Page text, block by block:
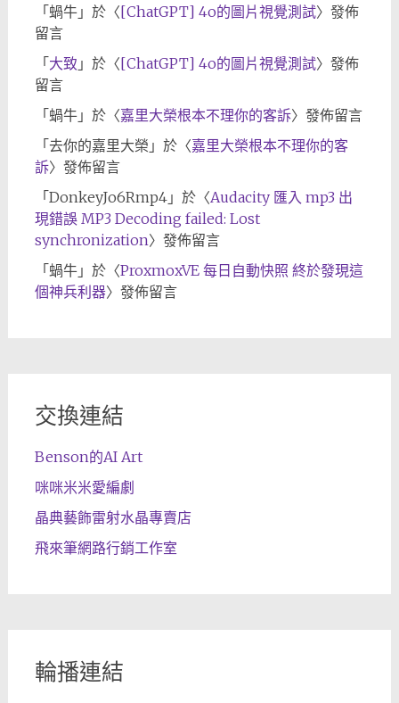
「 蝸牛」於〈[ChatGPT] 4o的圖片視覺測試〉發佈
留言
「 大致 」於〈[ChatGPT] 4o的圖片視覺測試〉發佈
留言
「 蝸牛」於〈嘉里大榮根本不理你的客訴〉發佈留言
「 去你的嘉里大榮 」於〈嘉里大榮根本不理你的客
訴〉發佈留言
「 DonkeyJo6Rmp4」於〈Audacity 匯入 mp3 出
現錯誤 MP3 Decoding failed: Lost
synchronization〉發佈留言
「 蝸牛」於〈ProxmoxVE 每日自動快照 終於發現這
個神兵利器〉發佈留言
交換連結
Benson的AI Art
咪咪米米愛編劇
晶典藝飾雷射水晶專賣店
飛來筆網路行銷工作室
輪播連結